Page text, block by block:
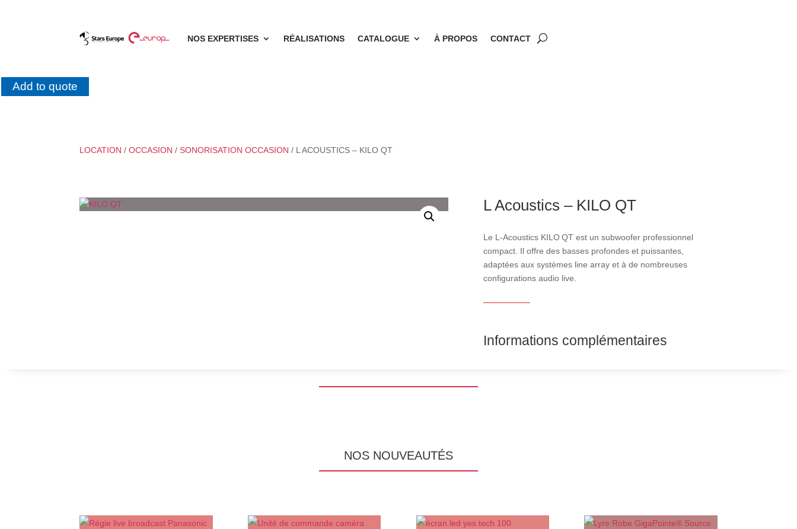
NOS EXPERTISES RÉALISATIONS CATALOGUE À PROPOS CONTACT
Add to quote
LOCATION /OCCASION /SONORISATION OCCASION / L ACOUSTICS – KILO QT
L Acoustics – KILO QT
Le L‑Acoustics KILO QT est un subwoofer professionnel
compact. Il offre des basses profondes et puissantes,
adaptées aux systèmes line array et à de nombreuses
configurations audio live.
Informations complémentaires
NOS NOUVEAUTÉS